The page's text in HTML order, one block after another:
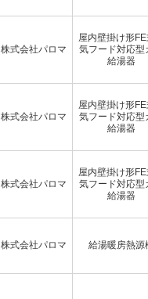
株式会社パロマ
屋内壁掛け形
気フード対応型
給湯器
株式会社パロマ
屋内壁掛け形
気フード対応型
給湯器
株式会社パロマ
屋内壁掛け形
気フード対応型
給湯器
株式会社パロマ 給湯暖房熱源